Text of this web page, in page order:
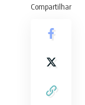
Compartilhar